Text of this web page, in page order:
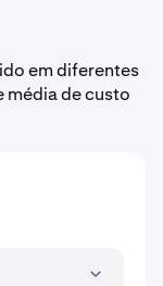
em diferentes
de custo